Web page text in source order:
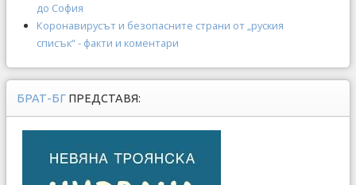
до София
Коронавирусът и безопасните страни от „руския
списък“ - факти и коментари
БРАТ-БГ ПРЕДСТАВЯ: